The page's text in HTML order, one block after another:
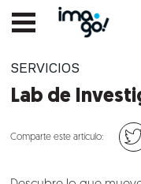
SERVICIOS
Lab de
Comparte este artículo: